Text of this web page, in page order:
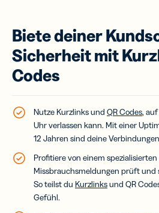
Biete deiner
Sicherheit mit
Codes
Nutze Kurzlinks und QR Codes,
Uhr verlassen kann. Mit einer
12 Jahren sind deine
Profitiere von einem
Missbrauchsmeldungen prüft und
So teilst du Kurzlinksund QR
Gefühl.